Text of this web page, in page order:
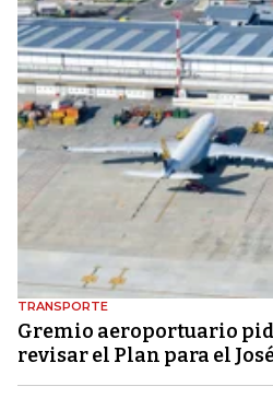
TRANSPORTE
Gremio aeroportuario
revisar el Plan para el